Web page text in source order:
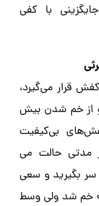
با کفی
قرار می‌گیرد،
از خم شدن بیش
بی‌کیفیت
مدتی حالت می
بگیرید و سعی
خم شد ولی وسط